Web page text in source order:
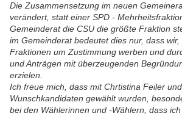
Die Zusammensetzung im neuen
verändert, statt einer SPD -
Gemeinderat die CSU die größte Fraktion
im Gemeinderat bedeutet dies nur, dass
Fraktionen um Zustimmung werben und
und Anträgen mit überzeugenden
erzielen.
Ich freue mich, dass mit Chrtistina Feiler
Wunschkandidaten gewählt wurden,
bei den Wählerinnen und -Wählern, dass